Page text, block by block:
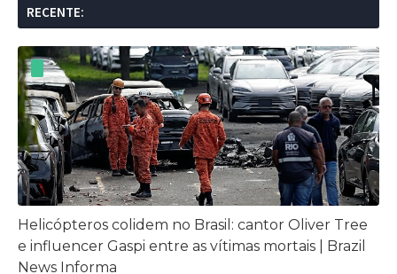
RECENTE:
Helicópteros colidem no Brasil: cantor Oliver Tree
e influencer Gaspi entre as vítimas mortais | Brazil
News Informa